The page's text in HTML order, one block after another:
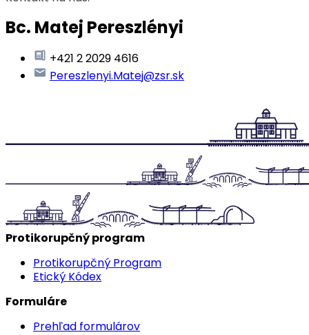
Bc. Matej Pereszlényi
+421 2 2029 4616
Pereszlenyi.Matej@zsr.sk
Protikorupčný program
Protikorupčný Program
Etický Kódex
Formuláre
Prehľad formulárov